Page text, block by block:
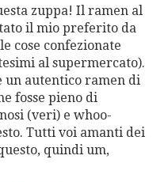
zuppa! Il ramen al
il mio preferito da
cose confezionate
al supermercato).
autentico ramen di
fosse pieno di
(veri) e whoo-
Tutti voi amanti dei
quindi um,